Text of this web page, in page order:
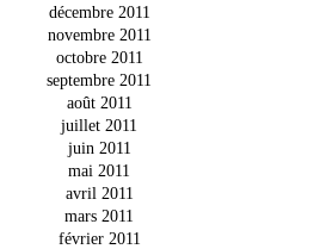
décembre 2011
novembre 2011
octobre 2011
septembre 2011
août 2011
juillet 2011
juin 2011
mai 2011
avril 2011
mars 2011
février 2011